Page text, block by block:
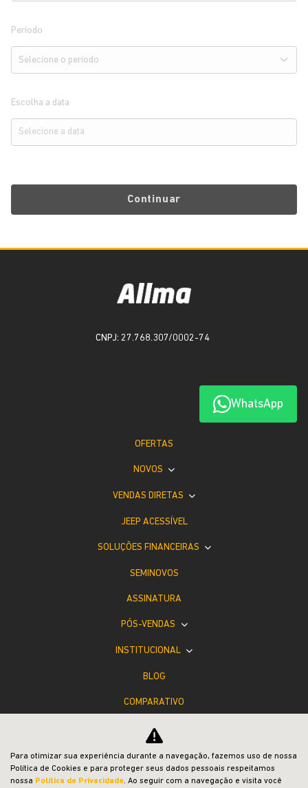
Período
Escolha a data
Continuar
WhatsApp
CNPJ: 27.768.307/0002-74
OFERTAS
NOVOS
VENDAS DIRETAS
JEEP ACESSÍVEL
SOLUÇÕES FINANCEIRAS
SEMINOVOS
ASSINATURA
PÓS-VENDAS
INSTITUCIONAL
BLOG
COMPARATIVO
Desacelere. Seu bem maior é a vida.
Para otimizar sua experiência durante a navegação, fazemos uso de nossa
Política de Cookies e para proteger seus dados pessoais respeitamos
nossa Política de Privacidade. Ao seguir com a navegação e visita você